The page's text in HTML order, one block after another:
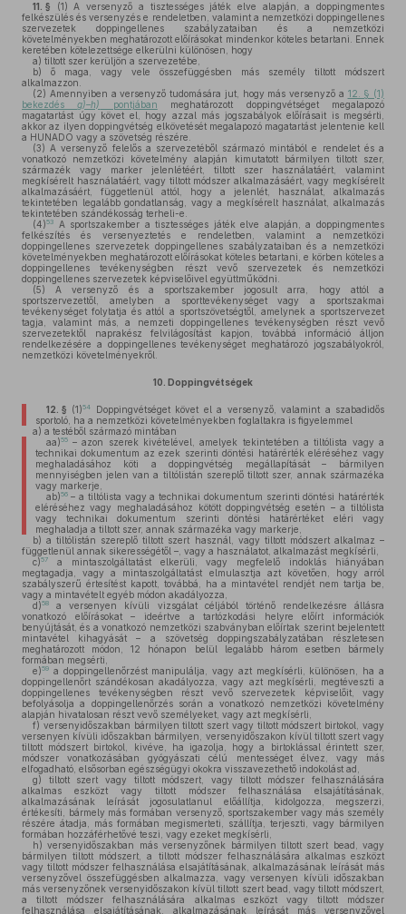
11. § (1) A versenyző a tisztességes játék elve alapján, a doppingmentes
felkészülés és versenyzés e rendeletben, valamint a nemzetközi doppingellenes
szervezetek doppingellenes szabályzataiban és a nemzetközi
követelményekben meghatározott előírásokat mindenkor köteles betartani. Ennek
keretében kötelezettsége elkerülni különösen, hogy
a) tiltott szer kerüljön a szervezetébe,
b) ő maga, vagy vele összefüggésben más személy tiltott módszert
alkalmazzon.
(2) Amennyiben a versenyző tudomására jut, hogy más versenyző a 12. § (1)
bekezdésg)–h) pontjában meghatározott doppingvétséget megalapozó
magatartást úgy követ el, hogy azzal más jogszabályok előírásait is megsérti,
akkor az ilyen doppingvétség elkövetését megalapozó magatartást jelentenie kell
a HUNADO vagy a szövetség részére.
(3) A versenyző felelős a szervezetéből származó mintából e rendelet és a
vonatkozó nemzetközi követelmény alapján kimutatott bármilyen tiltott szer,
származék vagy marker jelenlétéért, tiltott szer használatáért, valamint
megkísérelt használatáért, vagy tiltott módszer alkalmazásáért, vagy megkísérelt
alkalmazásáért, függetlenül attól, hogy a jelenlét, használat, alkalmazás
tekintetében legalább gondatlanság, vagy a megkísérelt használat, alkalmazás
tekintetében szándékosság terheli-e.
(4)53
A sportszakember a tisztességes játék elve alapján, a doppingmentes
felkészítés és versenyeztetés e rendeletben, valamint a nemzetközi
doppingellenes szervezetek doppingellenes szabályzataiban és a nemzetközi
követelményekben meghatározott előírásokat köteles betartani, e körben köteles a
doppingellenes tevékenységben részt vevő szervezetek és nemzetközi
doppingellenes szervezetek képviselőivel együttműködni.
(5) A versenyző és a sportszakember jogosult arra, hogy attól a
sportszervezettől, amelyben a sporttevékenységet vagy a sportszakmai
tevékenységet folytatja és attól a sportszövetségtől, amelynek a sportszervezet
tagja, valamint más, a nemzeti doppingellenes tevékenységben részt vevő
szervezetektől naprakész felvilágosítást kapjon, továbbá információ álljon
rendelkezésére a doppingellenes tevékenységet meghatározó jogszabályokról,
nemzetközi követelményekről.
10. Doppingvétségek
12. § (1)54
Doppingvétséget követ el a versenyző, valamint a szabadidős
sportoló, ha a nemzetközi követelményekben foglaltakra is figyelemmel
a) a testéből származó mintában
aa)55– azon szerek kivételével, amelyek tekintetében a tiltólista vagy a
technikai dokumentum az ezek szerinti döntési határérték eléréséhez vagy
meghaladásához köti a doppingvétség megállapítását – bármilyen
mennyiségben jelen van a tiltólistán szereplő tiltott szer, annak származéka
vagy markerje,
ab)56– a tiltólista vagy a technikai dokumentum szerinti döntési határérték
eléréséhez vagy meghaladásához kötött doppingvétség esetén – a tiltólista
vagy technikai dokumentum szerinti döntési határértéket eléri vagy
meghaladja a tiltott szer, annak származéka vagy markerje,
b) a tiltólistán szereplő tiltott szert használ, vagy tiltott módszert alkalmaz –
függetlenül annak sikerességétől –, vagy a használatot, alkalmazást megkísérli,
c)57
a mintaszolgáltatást elkerüli, vagy megfelelő indoklás hiányában
megtagadja, vagy a mintaszolgáltatást elmulasztja azt követően, hogy arról
szabályszerű értesítést kapott, továbbá, ha a mintavétel rendjét nem tartja be,
vagy a mintavételt egyéb módon akadályozza,
d)58
a versenyen kívüli vizsgálat céljából történő rendelkezésre állásra
vonatkozó előírásokat – ideértve a tartózkodási helyre előírt információk
benyújtását, és a vonatkozó nemzetközi szabványban előírtak szerint bejelentett
mintavétel kihagyását – a szövetség doppingszabályzatában részletesen
meghatározott módon, 12 hónapon belül legalább három esetben bármely
formában megsérti,
e)59 a doppingellenőrzést manipulálja, vagy azt megkísérli, különösen, ha a
doppingellenőrt szándékosan akadályozza, vagy azt megkísérli, megtéveszti a
doppingellenes tevékenységben részt vevő szervezetek képviselőit, vagy
befolyásolja a doppingellenőrzés során a vonatkozó nemzetközi követelmény
alapján hivatalosan részt vevő személyeket, vagy azt megkísérli,
f) versenyidőszakban bármilyen tiltott szert vagy tiltott módszert birtokol, vagy
versenyen kívüli időszakban bármilyen, versenyidőszakon kívül tiltott szert vagy
tiltott módszert birtokol, kivéve, ha igazolja, hogy a birtoklással érintett szer,
módszer vonatkozásában gyógyászati célú mentességet élvez, vagy más
elfogadható, elsősorban egészségügyi okokra visszavezethető indokolást ad,
g) tiltott szert vagy tiltott módszert, vagy tiltott módszer felhasználására
alkalmas eszközt vagy tiltott módszer felhasználása elsajátításának,
alkalmazásának leírását jogosulatlanul előállítja, kidolgozza, megszerzi,
értékesíti, bármely más formában versenyző, sportszakember vagy más személy
részére átadja, más formában megismerteti, szállítja, terjeszti, vagy bármilyen
formában hozzáférhetővé teszi, vagy ezeket megkísérli,
h) versenyidőszakban más versenyzőnek bármilyen tiltott szert bead, vagy
bármilyen tiltott módszert, a tiltott módszer felhasználására alkalmas eszközt
vagy tiltott módszer felhasználása elsajátításának, alkalmazásának leírását más
versenyzővel összefüggésben alkalmazza, vagy versenyen kívüli időszakban
más versenyzőnek versenyidőszakon kívül tiltott szert bead, vagy tiltott módszert,
a tiltott módszer felhasználására alkalmas eszközt vagy tiltott módszer
felhasználása elsajátításának, alkalmazásának leírását más versenyzővel